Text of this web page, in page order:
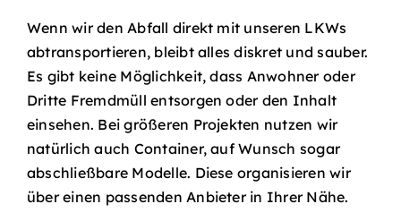
Wenn wir den Abfall direkt mit unseren LKWs
abtransportieren, bleibt alles diskret und sauber.
Es gibt keine Möglichkeit, dass Anwohner oder
Dritte Fremdmüll entsorgen oder den Inhalt
einsehen. Bei größeren Projekten nutzen wir
natürlich auch Container, auf Wunsch sogar
abschließbare Modelle. Diese organisieren wir
über einen passenden Anbieter in Ihrer Nähe.